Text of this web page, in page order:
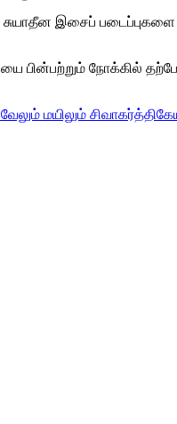
இசைப் படைப்புகளை
பின்பற்றும் நோக்கில்
வேலும் மயிலும்